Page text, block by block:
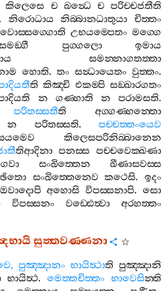
කිලෙසෙ ච ඛන්‍ධෙ ච පරිච‍්චජතීති
නිරොධාය නිබ‍්බානධාතුයා
චිත‍්තං
උභයම‍්පෙතං මග‍්ගෙ
පුග‍්ගලො
ඉමාය
සමන‍්නාගතත‍්තා
හොති. තං සන්‍ධායෙතං වුත‍්තං.
ති කිඤ‍්චි එකම‍්පි සඞ‍්ඛාරගතං
න ගණ‍්හාති න පරාමසති.
පරිතස‍්සතීති
අග‍්ගණ‍්හන‍්තො
න පරිතස‍්සති.පච‍්චත‍්තංයෙව
කිලෙසපරිනිබ‍්බානෙන
තිආදිනා පනස‍්ස පච‍්චවෙක‍්ඛණා
සංඛිත‍්තෙන
ඛීණාසවස‍්ස
සංඛිත‍්තෙනෙව කථෙසි. ඉදං
ඔවාදොපි අහොසි විපස‍්සනාපි.සො
විපස‍්සනං වඩ‍්ඪෙත්‍වා
අරහත‍්තං
සුත‍්තවණ‍්ණනා
,පුඤ‍්ඤානං භායිත්‍ථාති පුඤ‍්ඤානි
භායිත්‍ථ.මෙත‍්තචිත‍්තං භාවෙසින‍්ති